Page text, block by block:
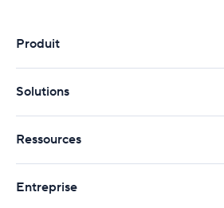
Produit
Solutions
Ressources
Entreprise